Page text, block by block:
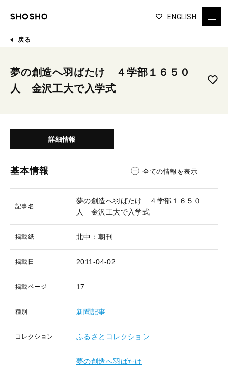
ENGLISH
戻る
夢の創造へ羽ばたけ ４学部１６５０
人 金沢工大で入学式
詳細情報
基本情報 全ての情報を表示
記事名
夢の創造へ羽ばたけ ４学部１６５０
人 金沢工大で入学式
掲載紙 北中：朝刊
掲載日 2011-04-02
掲載ページ 17
種別 新聞記事
コレクション ふるさとコレクション
夢の創造へ羽ばたけ